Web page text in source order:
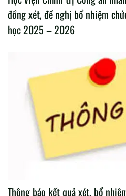
đồng xét, đề nghị bổ nhiệm
học 2025 – 2026
Thông báo kết quả xét, bổ